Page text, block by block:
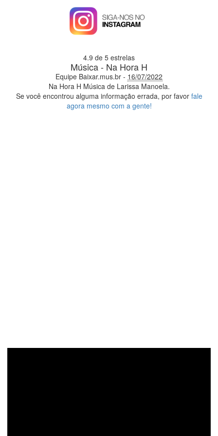
4.9 de 5 estrelas
Música - Na Hora H
Equipe Baixar.mus.br - 16/07/2022
Na Hora H Música de Larissa Manoela.
Se você encontrou alguma informação errada, por favor fale
agora mesmo com a gente!